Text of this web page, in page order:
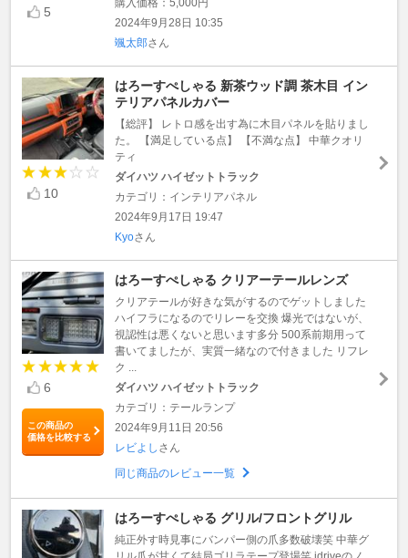
5
2024年9月28日 10:35
颯太郎さん
10
はろーすぺしゃる 新茶ウッド調 茶木目 イン
テリアパネルカバー
【総評】 レトロ感を出す為に木目パネルを貼りまし
た。 【満足している点】 【不満な点】 中華クオリ
ティ
ダイハツ ハイゼットトラック
カテゴリ：インテリアパネル
2024年9月17日 19:47
Kyoさん
6
この商品の
価格を比較する
はろーすぺしゃる クリアーテールレンズ
クリアテールが好きな気がするのでゲットしました
ハイフラになるのでリレーを交換 爆光ではないが、
視認性は悪くないと思います多分 500系前期用って
書いてましたが、実質一緒なので付きました リフレ
ク ...
ダイハツ ハイゼットトラック
カテゴリ：テールランプ
2024年9月11日 20:56
レビよし さん
同じ商品のレビュー一覧
はろーすぺしゃる グリル/フロントグリル
純正外す時見事にバンパー側の爪多数破壊笑 中華グ